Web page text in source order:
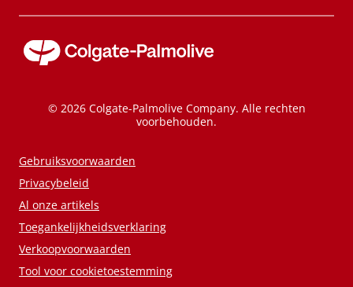
© 2026 Colgate-Palmolive Company. Alle rechten
voorbehouden.
Gebruiksvoorwaarden
Privacybeleid
Al onze artikels
Toegankelijkheidsverklaring
Verkoopvoorwaarden
Tool voor cookietoestemming